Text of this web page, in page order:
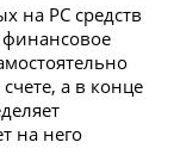
на РС средств
финансовое
а в конце
на него